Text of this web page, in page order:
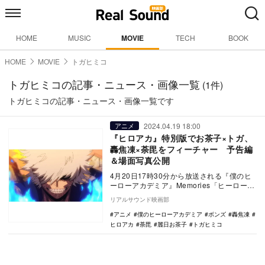
HOME MUSIC MOVIE TECH BOOK
HOME MOVIE トガヒミコ
トガヒミコの記事・ニュース・画像一覧 (1件)
トガヒミコの記事・ニュース・画像一覧です
アニメ 2024.04.19 18:00
『ヒロアカ』特別版でお茶子×トガ、
轟焦凍×荼毘をフィーチャー 予告編
＆場面写真公開
4月20日17時30分から放送される『僕のヒ
ーローアカデミア』Memories「ヒーロー
ズ：Thoughts（ソーツ）」の予告編…
リアルサウンド映画部
アニメ
僕のヒーローアカデミア ボンズ
轟焦凍
ヒロアカ
荼毘 麗日お茶子 トガヒミコ